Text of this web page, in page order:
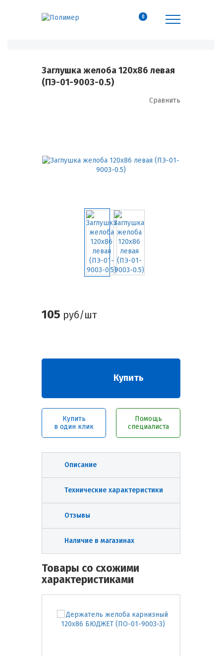
0
Заглушка желоба 120х86 левая
(ПЭ-01-9003-0.5)
Сравнить
105 руб/шт
Купить
Купить
в один клик
Помощь
специалиста
Описание
Технические характеристики
Отзывы
Наличие в магазинах
Товары со схожими
характеристиками